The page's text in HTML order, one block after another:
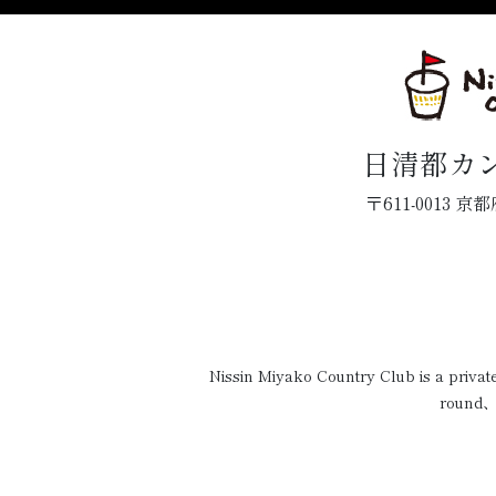
日清都カ
〒611-0013 京
Nissin Miyako Country Club is a
round